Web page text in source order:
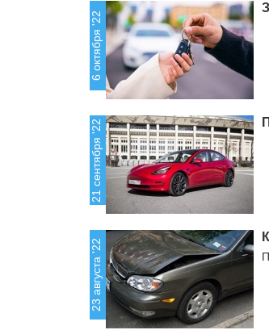
6 октября '22
21 сентября '22
23 августа '22